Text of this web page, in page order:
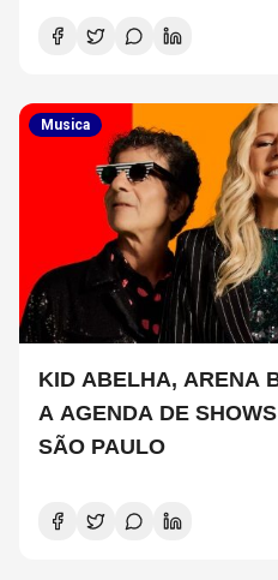
Musica
KID ABELHA, ARENA
A AGENDA DE
SÃO PAULO